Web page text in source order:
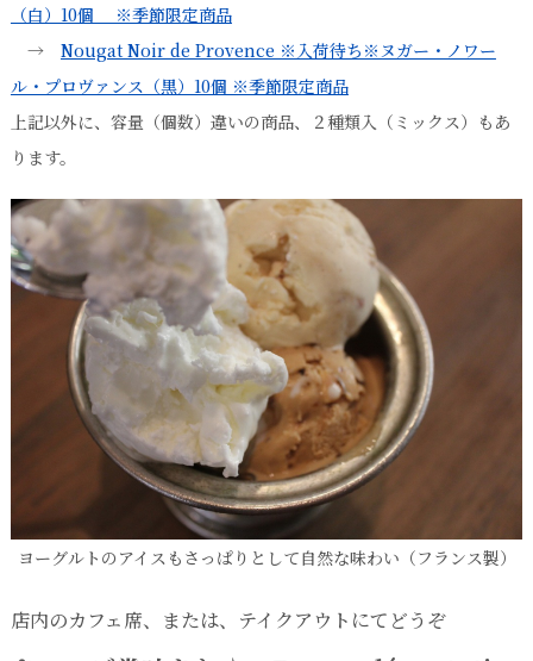
（白）10個 ※季節限定商品
→ Nougat Noir de Provence ※入荷待ち※ヌガー・ノワー
ル・プロヴァンス（黒）10個 ※季節限定商品
上記以外に、容量（個数）違いの商品、２種類入（ミックス）もあ
ります。
ヨーグルトのアイスもさっぱりとして自然な味わい（フランス製）
店内のカフェ席、または、テイクアウトにてどうぞ